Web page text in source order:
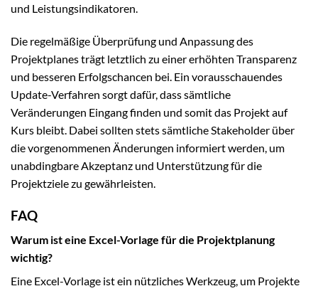
und Leistungsindikatoren.
Die regelmäßige Überprüfung und Anpassung des
Projektplanes trägt letztlich zu einer erhöhten Transparenz
und besseren Erfolgschancen bei. Ein vorausschauendes
Update-Verfahren sorgt dafür, dass sämtliche
Veränderungen Eingang finden und somit das Projekt auf
Kurs bleibt. Dabei sollten stets sämtliche Stakeholder über
die vorgenommenen Änderungen informiert werden, um
unabdingbare Akzeptanz und Unterstützung für die
Projektziele zu gewährleisten.
FAQ
Warum ist eine Excel-Vorlage für die Projektplanung
wichtig?
Eine Excel-Vorlage ist ein nützliches Werkzeug, um Projekte